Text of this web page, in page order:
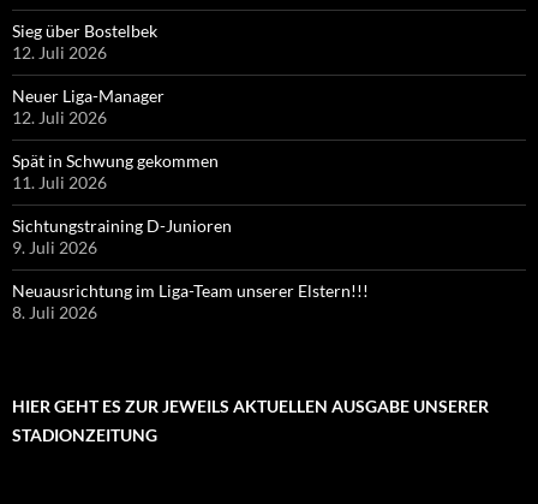
Sieg über Bostelbek
12. Juli 2026
Neuer Liga-Manager
12. Juli 2026
Spät in Schwung gekommen
11. Juli 2026
Sichtungstraining D-Junioren
9. Juli 2026
Neuausrichtung im Liga-Team unserer Elstern!!!
8. Juli 2026
HIER GEHT ES ZUR JEWEILS AKTUELLEN AUSGABE UNSERER
STADIONZEITUNG